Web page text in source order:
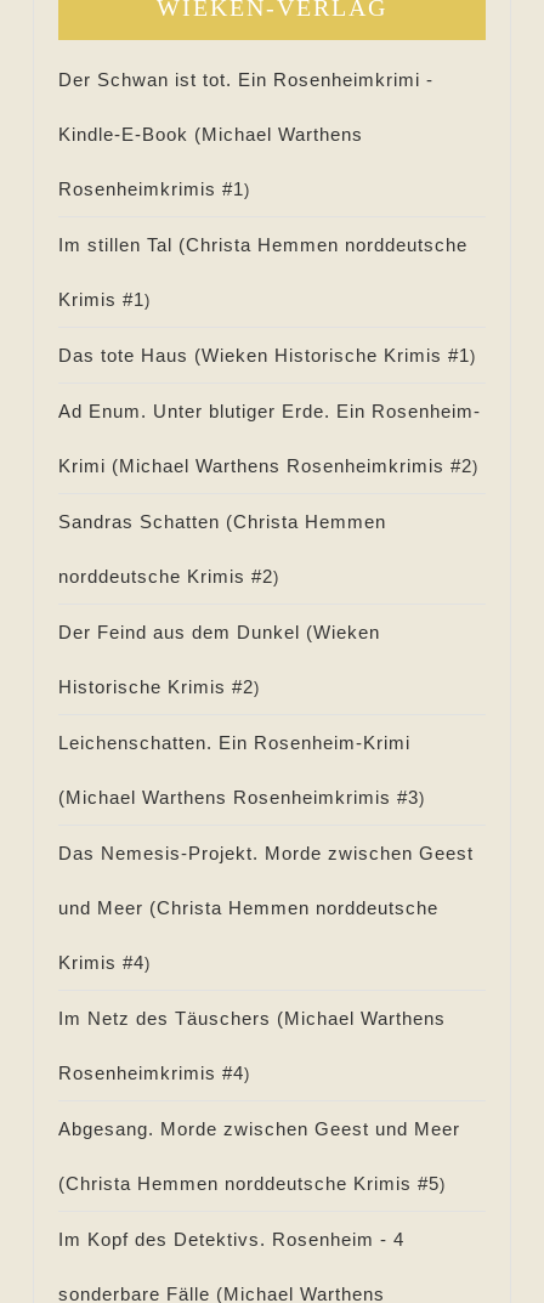
WIEKEN-VERLAG
Der Schwan ist tot. Ein Rosenheimkrimi -
Kindle-E-Book (Michael Warthens
Rosenheimkrimis #1)
Im stillen Tal (Christa Hemmen norddeutsche
Krimis #1)
Das tote Haus (Wieken Historische Krimis #1)
Ad Enum. Unter blutiger Erde. Ein Rosenheim-
Krimi (Michael Warthens Rosenheimkrimis #2)
Sandras Schatten (Christa Hemmen
norddeutsche Krimis #2)
Der Feind aus dem Dunkel (Wieken
Historische Krimis #2)
Leichenschatten. Ein Rosenheim-Krimi
(Michael Warthens Rosenheimkrimis #3)
Das Nemesis-Projekt. Morde zwischen Geest
und Meer (Christa Hemmen norddeutsche
Krimis #4)
Im Netz des Täuschers (Michael Warthens
Rosenheimkrimis #4)
Abgesang. Morde zwischen Geest und Meer
(Christa Hemmen norddeutsche Krimis #5)
Im Kopf des Detektivs. Rosenheim - 4
sonderbare Fälle (Michael Warthens